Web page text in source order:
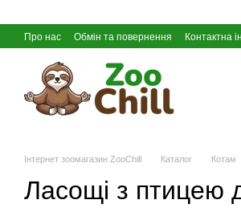
Про нас Обмін та повернення Контактна
Інтернет зоомагазин ZooChill Каталог Котам
Ласощі з птицею